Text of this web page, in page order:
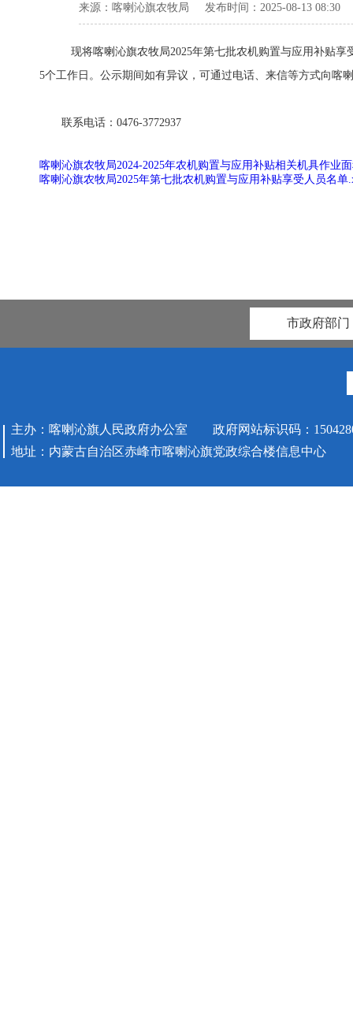
来源：喀喇沁旗农牧局 发布时间：2025-08-13 08:30
现将喀喇沁旗农牧局2025年第七批农机购置与应用补贴享受
5个工作日。公示期间如有异议，可通过电话、来信等方式向喀
联系电话：0476-3772937
喀喇沁旗农牧局2024-2025年农机购置与应用补贴相关机具作业
喀喇沁旗农牧局2025年第七批农机购置与应用补贴享受人员名单
市政府部门
主办：喀喇沁旗人民政府办公室 政府网站标识码：
地址：内蒙古自治区赤峰市喀喇沁旗党政综合楼信息中心